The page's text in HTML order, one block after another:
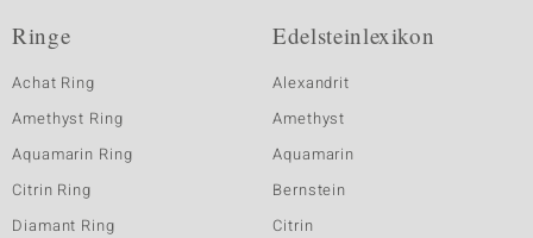
Ringe
Achat Ring
Amethyst Ring
Aquamarin Ring
Citrin Ring
Diamant Ring
Edelsteinlexikon
Alexandrit
Amethyst
Aquamarin
Bernstein
Citrin